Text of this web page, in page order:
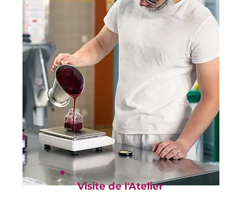
Visite de l'Atelier